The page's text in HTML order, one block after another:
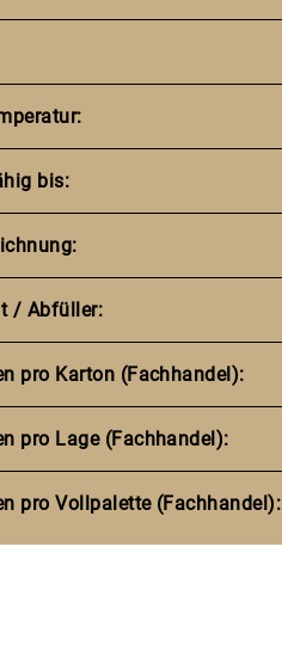
bis:
/ Abfüller:
pro Karton (Fachhandel):
pro Lage (Fachhandel):
pro Vollpalette (Fachhandel):